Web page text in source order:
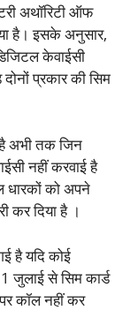
अथॉरिटी ऑफ
है। इसके अनुसार,
केवाईसी
प्रकार की सिम
अभी तक जिन
नहीं करवाई है
धारकों को अपने
कर दिया है ।
है यदि कोई
1 जुलाई से सिम कार्ड
कॉल नहीं कर